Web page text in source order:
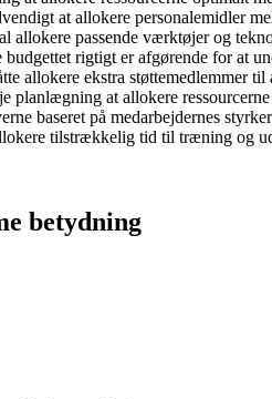
at allokere personalemidler
allokere passende værktøjer og
rigtigt er afgørende for at
allokere ekstra støttemedlemmer
planlægning at allokere
baseret på medarbejdernes
tilstrækkelig tid til træning og
betydning